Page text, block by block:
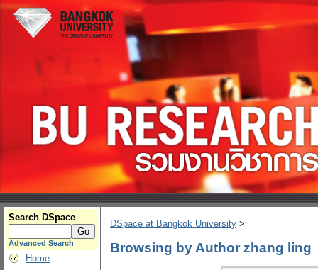
Search DSpace
Advanced Search
Home
DSpace at Bangkok University >
Browsing by Author zhang ling